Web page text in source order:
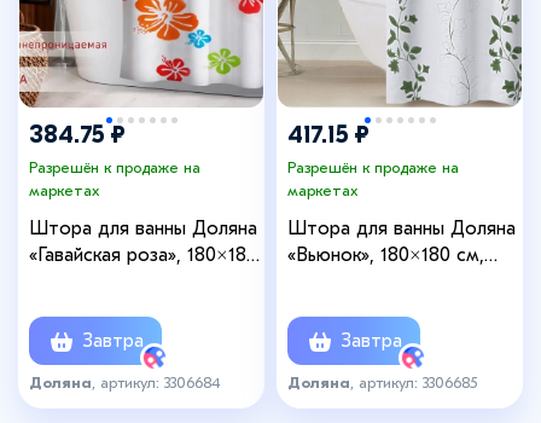
384.75 ₽
Разрешён к продаже на
маркетах
Штора для ванны Доляна
«Гавайская роза», 180×180
Завтра
Доляна , артикул: 3306684
417.15 ₽
Разрешён к продаже на
маркетах
Штора для ванны Доляна
«Вьюнок», 180×180 см,
Завтра
Доляна , артикул: 3306685